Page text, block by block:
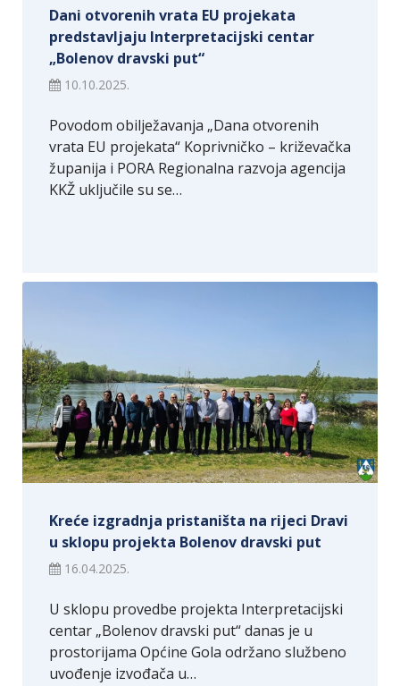
Dani otvorenih vrata EU projekata
predstavljaju Interpretacijski centar
„Bolenov dravski put“
10.10.2025.
Povodom obilježavanja „Dana otvorenih
vrata EU projekata“ Koprivničko – križevačka
županija i PORA Regionalna razvoja agencija
KKŽ uključile su se…
Kreće izgradnja pristaništa na rijeci Dravi
u sklopu projekta Bolenov dravski put
16.04.2025.
U sklopu provedbe projekta Interpretacijski
centar „Bolenov dravski put“ danas je u
prostorijama Općine Gola održano službeno
uvođenje izvođača u…